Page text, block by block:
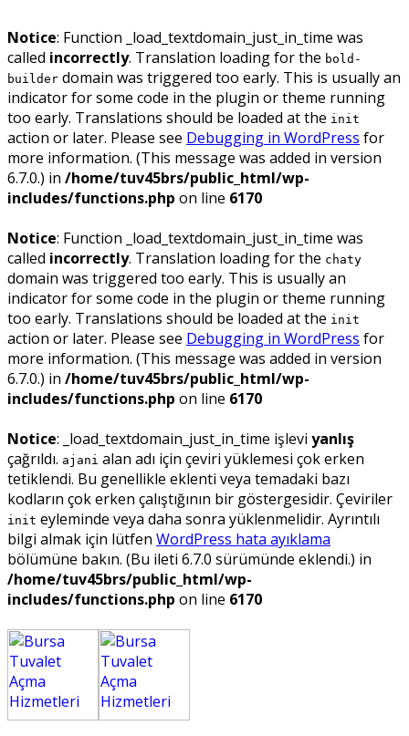
Notice: Function _load_textdomain_just_in_time was
called incorrectly. Translation loading for the bold-
builder domain was triggered too early. This is usually an
indicator for some code in the plugin or theme running
too early. Translations should be loaded at the init
action or later. Please see Debugging in WordPress for
more information. (This message was added in version
6.7.0.) in /home/tuv45brs/public_html/wp-
includes/functions.php on line 6170
Notice: Function _load_textdomain_just_in_time was
called incorrectly. Translation loading for the chaty
domain was triggered too early. This is usually an
indicator for some code in the plugin or theme running
too early. Translations should be loaded at the init
action or later. Please see Debugging in WordPress for
more information. (This message was added in version
6.7.0.) in /home/tuv45brs/public_html/wp-
includes/functions.php on line 6170
Notice: _load_textdomain_just_in_time işlevi yanlış
çağrıldı. ajani alan adı için çeviri yüklemesi çok erken
tetiklendi. Bu genellikle eklenti veya temadaki bazı
kodların çok erken çalıştığının bir göstergesidir. Çeviriler
init eyleminde veya daha sonra yüklenmelidir. Ayrıntılı
bilgi almak için lütfen WordPress hata ayıklama
bölümüne bakın. (Bu ileti 6.7.0 sürümünde eklendi.) in
/home/tuv45brs/public_html/wp-
includes/functions.php on line 6170